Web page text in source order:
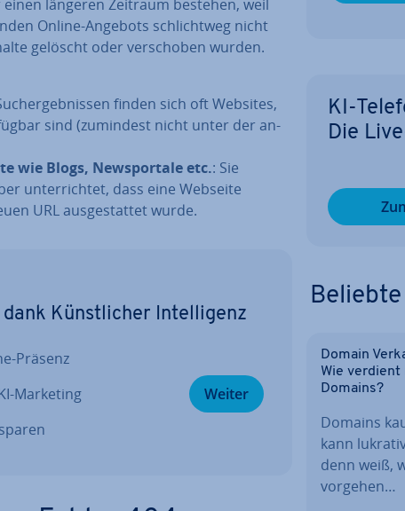
längeren Zeitraum bestehen, weil
Online-Angebots schlicht­weg nicht
gelöscht oder ver­scho­ben wurden.
finden sich oft Websites,
sind (zumindest nicht unter der an­
wie Blogs, News­por­ta­le etc.: Sie
un­ter­rich­tet, dass eine Webseite
URL aus­ge­stat­tet wurde.
Künst­li­cher In­tel­li­genz
Präsenz
Marketing
Weiter
KI-
Die
Domain
Wie verdient
Domains?
Domains
kann
denn weiß,
vorgehen…